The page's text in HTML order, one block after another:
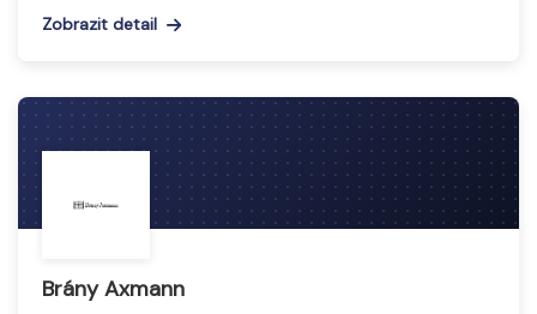
Zobrazit detail
Brány Axmann